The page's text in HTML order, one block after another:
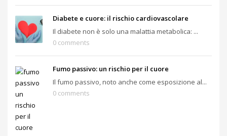
Diabete e cuore: il rischio cardiovascolare
Il diabete non è solo una malattia metabolica: ...
0 comments
Fumo passivo: un rischio per il cuore
Il fumo passivo, noto anche come esposizione al...
0 comments